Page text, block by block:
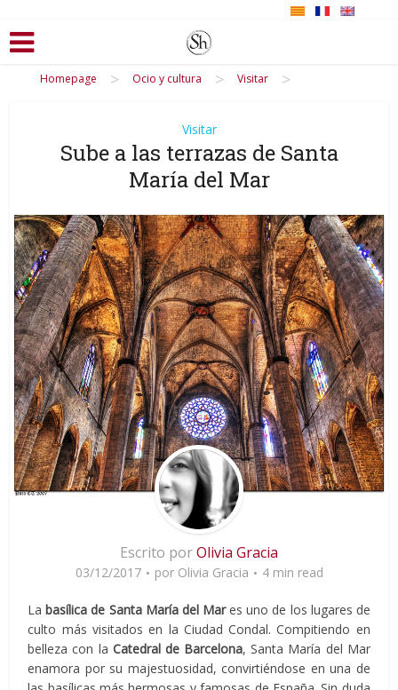
Homepage > Ocio y cultura > Visitar >
Visitar
Sube a las terrazas de Santa
María del Mar
Escrito porOlivia Gracia
03/12/2017 por Olivia Gracia 4 min read
La basílica de Santa María del Mares uno de los lugares de
culto más visitados en la Ciudad Condal. Compitiendo en
belleza con la Catedral de Barcelona, Santa María del Mar
enamora por su majestuosidad, convirtiéndose en una de